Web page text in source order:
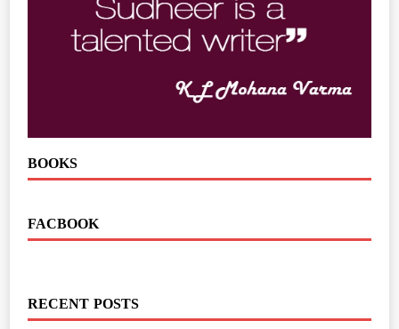
BOOKS
FACBOOK
RECENT POSTS